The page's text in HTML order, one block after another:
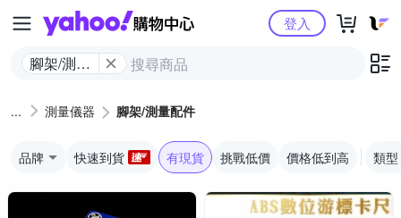
Yahoo購物中心
腳架/測量
登入
測量儀器 腳架/測量配件
品牌 快速到貨 有現貨 挑戰低價 價格低到高 類型